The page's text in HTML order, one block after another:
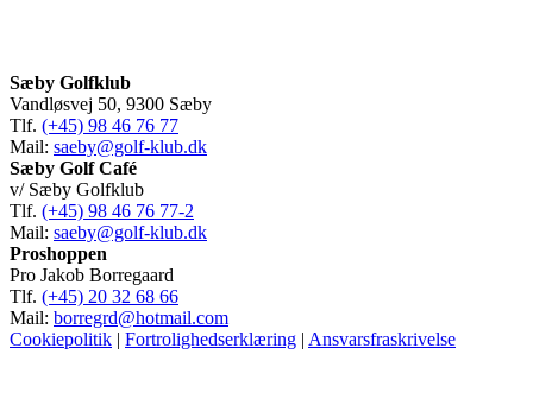
Sæby Golfklub
Vandløsvej 50, 9300 Sæby
Tlf. (+45) 98 46 76 77
Mail: saeby@golf-klub.dk
Sæby Golf Café
v/ Sæby Golfklub
Tlf. (+45) 98 46 76 77-2
Mail: saeby@golf-klub.dk
Proshoppen
Pro Jakob Borregaard
Tlf. (+45) 20 32 68 66
Mail: borregrd@hotmail.com
Cookiepolitik | Fortrolighedserklæring | Ansvarsfraskrivelse